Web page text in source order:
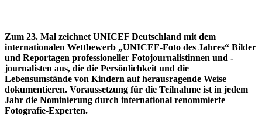
Zum 23. Mal zeichnet UNICEF Deutschland mit dem
internationalen Wettbewerb „UNICEF-Foto des Jahres“ Bilder
und Reportagen professioneller Fotojournalistinnen und -
journalisten aus, die die Persönlichkeit und die
Lebensumstände von Kindern auf herausragende Weise
dokumentieren. Voraussetzung für die Teilnahme ist in jedem
Jahr die Nominierung durch international renommierte
Fotografie-Experten.